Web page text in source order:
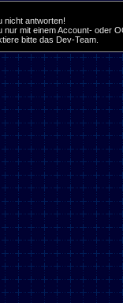
nicht antworten!
nur mit einem Account- oder
bitte das Dev-Team.